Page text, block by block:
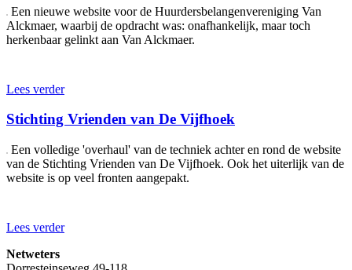
Een nieuwe website voor de Huurdersbelangenvereniging Van
Alckmaer, waarbij de opdracht was: onafhankelijk, maar toch
herkenbaar gelinkt aan Van Alckmaer.
Lees verder
Stichting Vrienden van De Vijfhoek
Een volledige 'overhaul' van de techniek achter en rond de website
van de Stichting Vrienden van De Vijfhoek. Ook het uiterlijk van de
website is op veel fronten aangepakt.
Lees verder
Netweters